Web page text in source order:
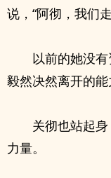
说，“阿彻，我们
以前的她没
毅然决然离开的能
关彻也站起
力量。